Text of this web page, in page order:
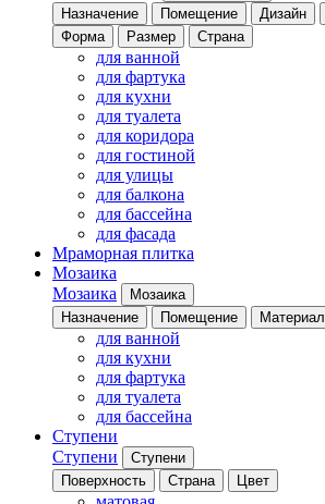
Назначение
Помещение Дизайн
Форма
Размер Страна
для ванной
для фартука
для кухни
для туалета
для коридора
для гостиной
для улицы
для балкона
для бассейна
для фасада
Мраморная плитка
Мозаика
Мозаика
Мозаика
Назначение
Помещение Материал
для ванной
для кухни
для фартука
для туалета
для бассейна
Ступени
Ступени
Ступени
Поверхность
Страна Цвет